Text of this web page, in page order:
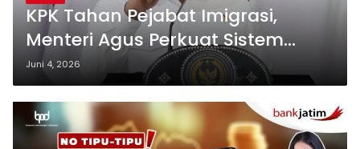
KPK Tahan Pejabat Imigrasi,
Menteri Agus Perkuat Sistem
Pengawasan Internal
Juni 4, 2026